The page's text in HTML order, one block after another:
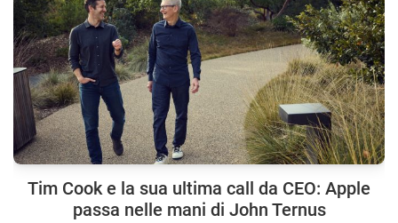
Tim Cook e la sua ultima call da CEO: Apple
passa nelle mani di John Ternus